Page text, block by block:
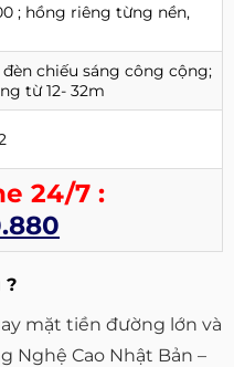
; hồng riêng từng nền,
chiếu sáng công cộng;
từ 12- 32m
24/7 :
?
mặt tiền đường lớn và
Nghệ Cao Nhật Bản –